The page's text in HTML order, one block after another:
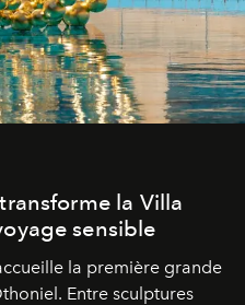
la Villa
sensible
la première grande
Entre sculptures